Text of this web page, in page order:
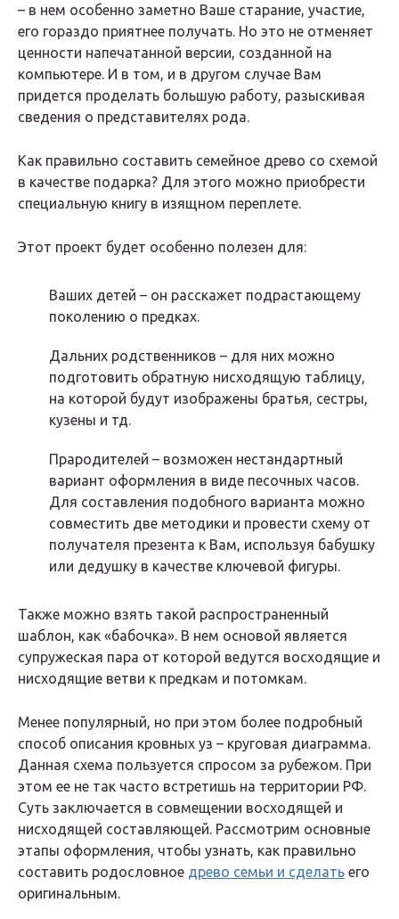
– в нем особенно заметно Ваше старание, участие,
его гораздо приятнее получать. Но это не отменяет
ценности напечатанной версии, созданной на
компьютере. И в том, и в другом случае Вам
придется проделать большую работу, разыскивая
сведения о представителях рода.
Как правильно составить семейное древо со схемой
в качестве подарка? Для этого можно приобрести
специальную книгу в изящном переплете.
Этот проект будет особенно полезен для:
Ваших детей – он расскажет подрастающему
поколению о предках.
Дальних родственников – для них можно
подготовить обратную нисходящую таблицу,
на которой будут изображены братья, сестры,
кузены и тд.
Прародителей – возможен нестандартный
вариант оформления в виде песочных часов.
Для составления подобного варианта можно
совместить две методики и провести схему от
получателя презента к Вам, используя бабушку
или дедушку в качестве ключевой фигуры.
Также можно взять такой распространенный
шаблон, как «бабочка». В нем основой является
супружеская пара от которой ведутся восходящие и
нисходящие ветви к предкам и потомкам.
Менее популярный, но при этом более подробный
способ описания кровных уз – круговая диаграмма.
Данная схема пользуется спросом за рубежом. При
этом ее не так часто встретишь на территории РФ.
Суть заключается в совмещении восходящей и
нисходящей составляющей. Рассмотрим основные
этапы оформления, чтобы узнать, как правильно
составить родословное древо семьи и сделать его
оригинальным.